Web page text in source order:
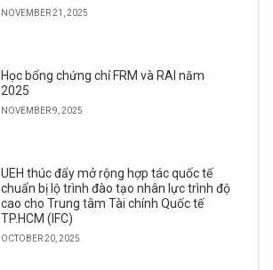
NOVEMBER 21, 2025
Học bổng chứng chỉ FRM và RAI năm
2025
NOVEMBER 9, 2025
UEH thúc đẩy mở rộng hợp tác quốc tế
chuẩn bị lộ trình đào tạo nhân lực trình độ
cao cho Trung tâm Tài chính Quốc tế
TP.HCM (IFC)
OCTOBER 20, 2025